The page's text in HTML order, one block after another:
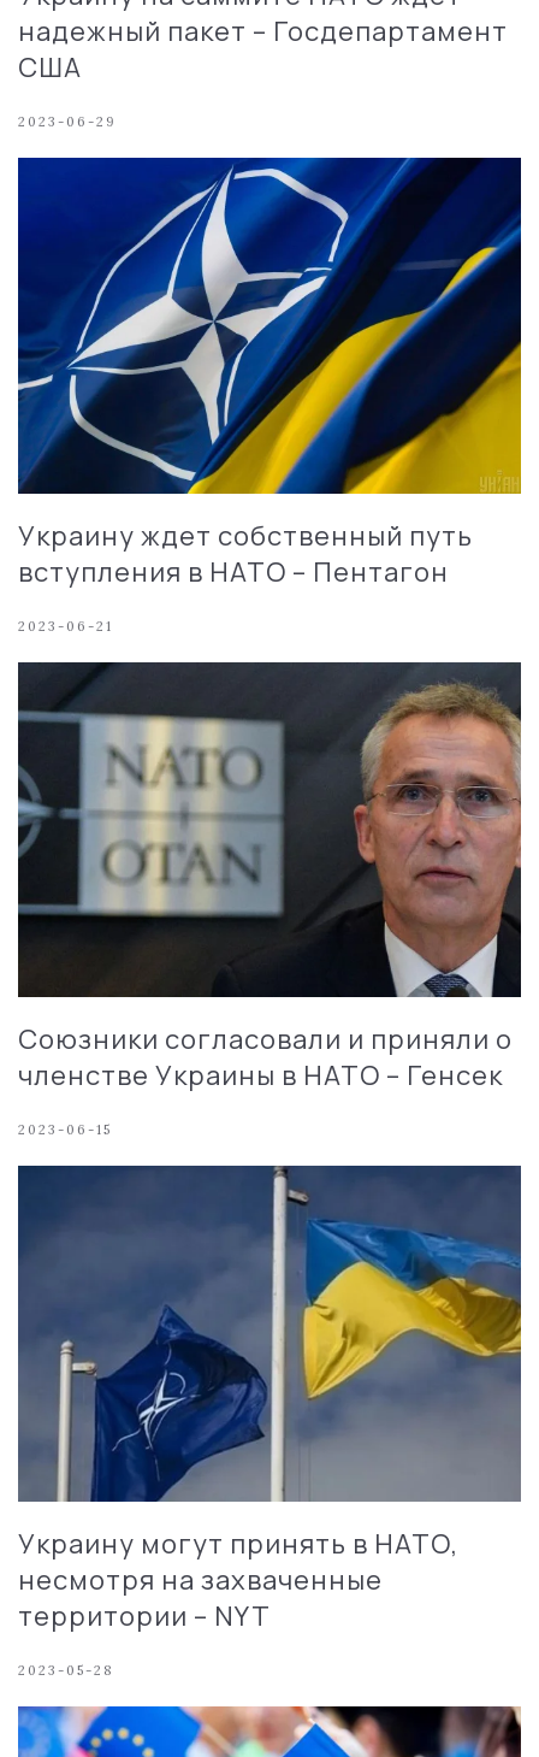
надежный пакет – Госдепартамент
США
2023-06-29
Украину ждет собственный путь
вступления в НАТО – Пентагон
2023-06-21
Союзники согласовали и приняли о
членстве Украины в НАТО – Генсек
2023-06-15
Украину могут принять в НАТО,
несмотря на захваченные
территории – NYT
2023-05-28